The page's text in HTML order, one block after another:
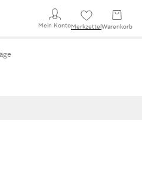
Mein KontoMerkzettel Warenkorb